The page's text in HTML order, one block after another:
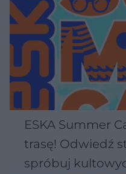
ESKA Summer
trasę! Odwiedź
spróbuj